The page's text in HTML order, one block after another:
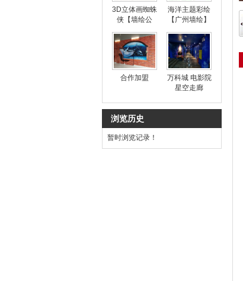
3D立体画蜘蛛
侠【墙绘公
海洋主题彩绘
【广州墙绘】
合作加盟
万科城 电影院
星空走廊
浏览历史
暂时浏览记录！